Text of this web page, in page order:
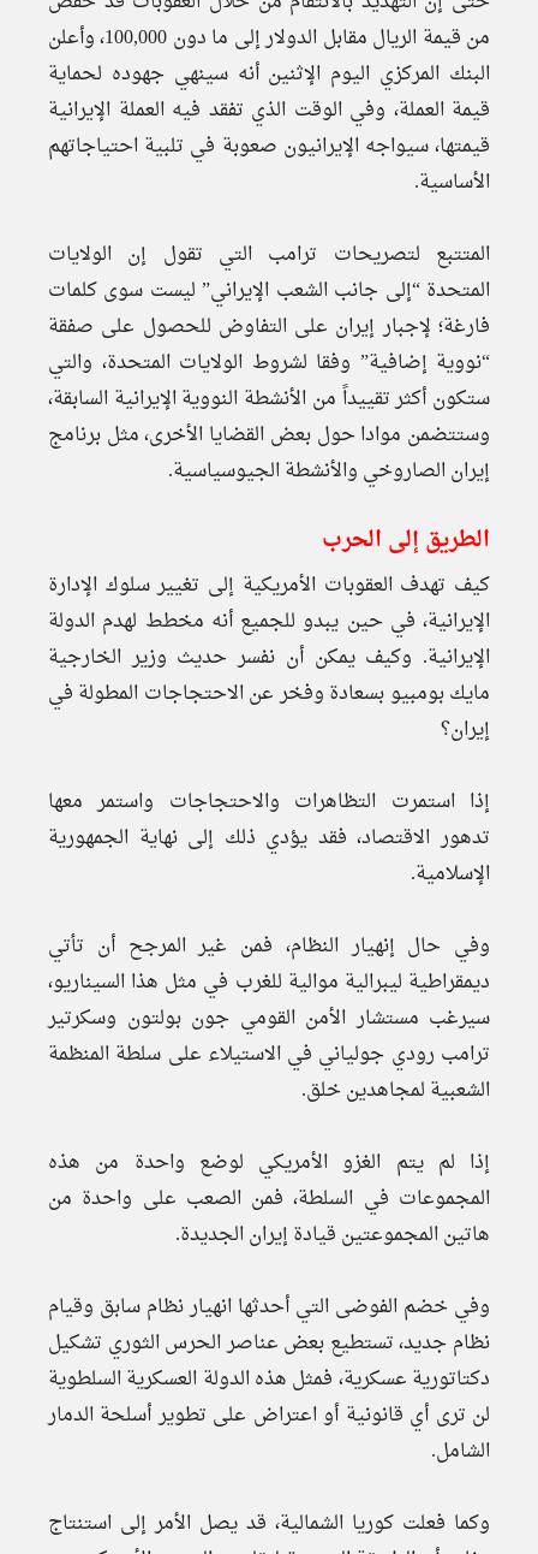
من قيمة الريال مقابل الدولار إلى ما دون 100,000، وأعلن
البنك المركزي اليوم الإثنين أنه سينهي جهوده لحماية
قيمة العملة، وفي الوقت الذي تفقد فيه العملة الإيرانية
قيمتها، سيواجه الإيرانيون صعوبة في تلبية احتياجاتهم
الأساسية.
المتتبع لتصريحات ترامب التي تقول إن الولايات
المتحدة “إلى جانب الشعب الإيراني” ليست سوى كلمات
فارغة؛ لإجبار إيران على التفاوض للحصول على صفقة
“نووية إضافية” وفقا لشروط الولايات المتحدة، والتي
ستكون أكثر تقييداً من الأنشطة النووية الإيرانية السابقة،
وستتضمن موادا حول بعض القضايا الأخرى، مثل برنامج
إيران الصاروخي والأنشطة الجيوسياسية.
الطريق إلى الحرب
كيف تهدف العقوبات الأمريكية إلى تغيير سلوك الإدارة
الإيرانية، في حين يبدو للجميع أنه مخطط لهدم الدولة
الإيرانية. وكيف يمكن أن نفسر حديث وزير الخارجية
مايك بومبيو بسعادة وفخر عن الاحتجاجات المطولة في
إيران؟
إذا استمرت التظاهرات والاحتجاجات واستمر معها
تدهور الاقتصاد، فقد يؤدي ذلك إلى نهاية الجمهورية
الإسلامية.
وفي حال إنهيار النظام، فمن غير المرجح أن تأتي
ديمقراطية ليبرالية موالية للغرب في مثل هذا السيناريو،
سيرغب مستشار الأمن القومي جون بولتون وسكرتير
ترامب رودي جولياني في الاستيلاء على سلطة المنظمة
الشعبية لمجاهدين خلق.
إذا لم يتم الغزو الأمريكي لوضع واحدة من هذه
المجموعات في السلطة، فمن الصعب على واحدة من
هاتين المجموعتين قيادة إيران الجديدة.
وفي خضم الفوضى التي أحدثها انهيار نظام سابق وقيام
نظام جديد، تستطيع بعض عناصر الحرس الثوري تشكيل
دكتاتورية عسكرية، فمثل هذه الدولة العسكرية السلطوية
لن ترى أي قانونية أو اعتراض على تطوير أسلحة الدمار
الشامل.
وكما فعلت كوريا الشمالية، قد يصل الأمر إلى استنتاج